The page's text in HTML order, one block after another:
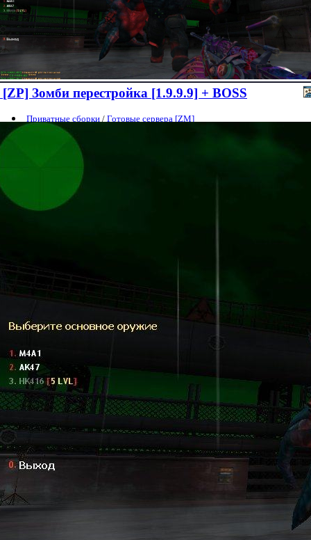
[ZP] Зомби перестройка [1.9.9.9] + BOSS
Приватные сборки / Готовые сервера [ZM]